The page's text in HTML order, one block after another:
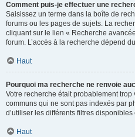
Comment puis-je effectuer une
Saisissez un terme dans la boîte de
forums ou les pages de sujets. La
cliquant sur le lien « Recherche
forum. L’accès à la recherche dépend
Haut
Pourquoi ma recherche ne renvoie
Votre recherche était probablement
communs qui ne sont pas indexés par
d’utiliser les différents filtres
Haut